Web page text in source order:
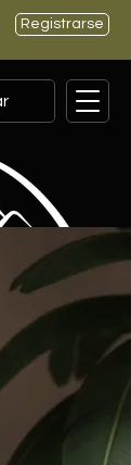
Registrarse